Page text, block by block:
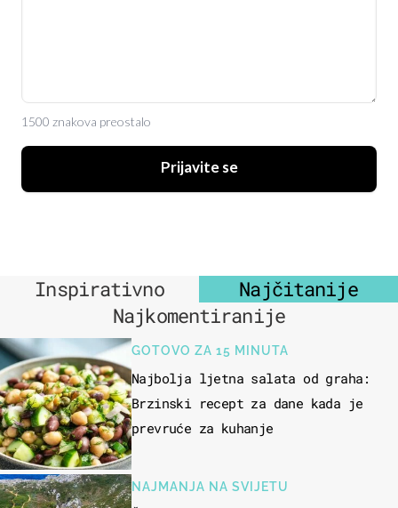
1500 znakova preostalo
Prijavite se
Inspirativno
Najčitanije
Najkomentiranije
GOTOVO ZA 15 MINUTA
Najbolja ljetna salata od graha:
Brzinski recept za dane kada je
prevruće za kuhanje
NAJMANJA NA SVIJETU